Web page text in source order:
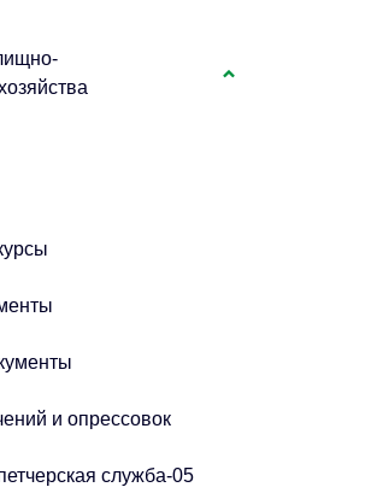
и опрессовок
служба-05